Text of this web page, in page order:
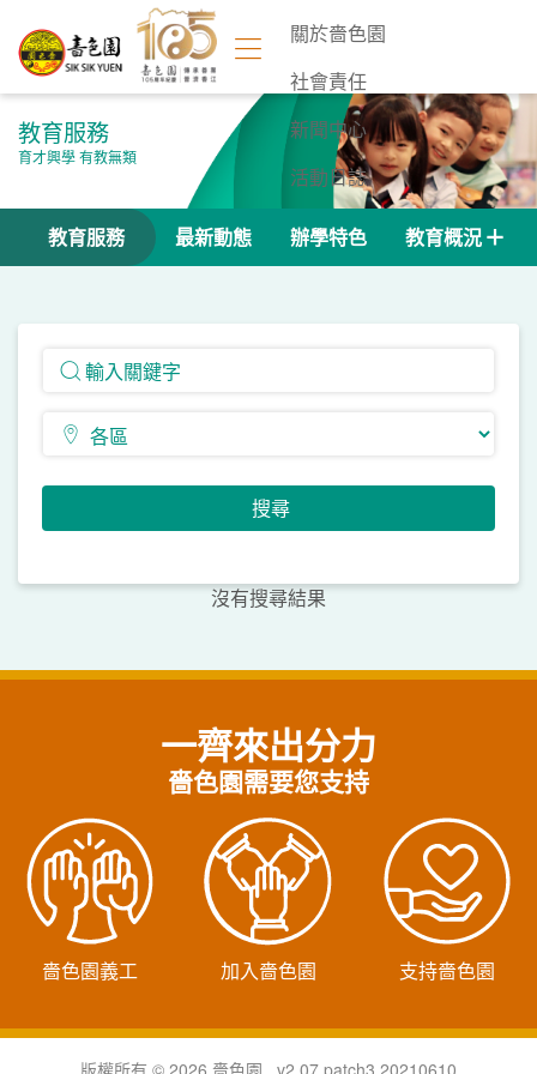
關於嗇色園
社會責任
新聞中心
活動日誌
聯絡我們
教育服務
育才興學 有教無類
教育服務 最新動態 辦學特色 教育概況
搜尋
沒有搜尋結果
一齊來出分力
嗇色園需要您支持
嗇色園義工 加入嗇色園 支持嗇色園
版權所有 © 2026 嗇色園 v2.07.patch3.20210610